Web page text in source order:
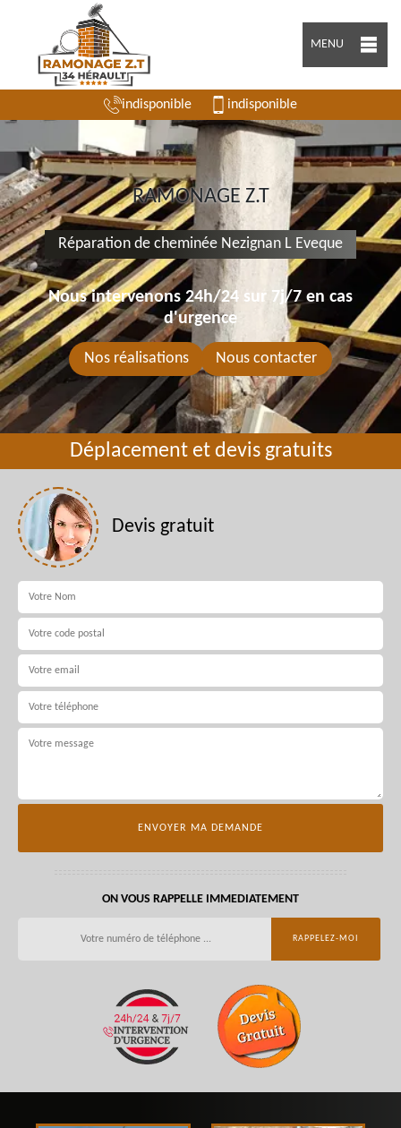
MENU
indisponible indisponible
RAMONAGE Z.T
Réparation de cheminée Nezignan L Eveque
Nous intervenons 24h/24 sur 7j/7 en cas
d'urgence
Nos réalisations Nous contacter
Déplacement et devis gratuits
Devis gratuit
ON VOUS RAPPELLE IMMEDIATEMENT